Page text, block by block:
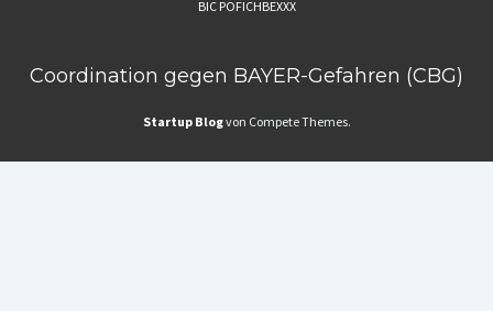
BIC POFICHBEXXX
Coordination gegen BAYER-Gefahren (CBG)
Startup Blogvon Compete Themes.